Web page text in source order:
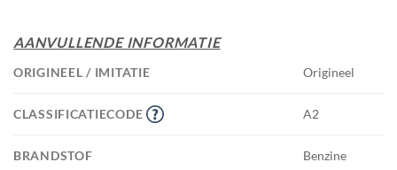
AANVULLENDE INFORMATIE
ORIGINEEL / IMITATIE Origineel
CLASSIFICATIECODE A2
BRANDSTOF Benzine